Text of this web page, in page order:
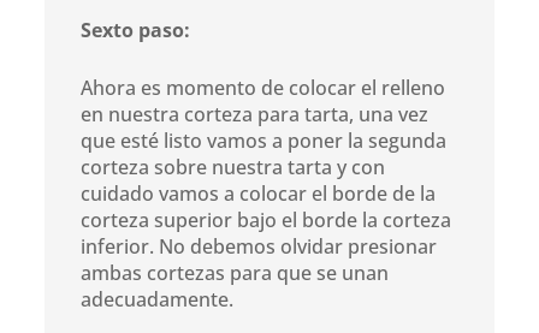
Sexto paso:
Ahora es momento de colocar el relleno
en nuestra corteza para tarta, una vez
que esté listo vamos a poner la segunda
corteza sobre nuestra tarta y con
cuidado vamos a colocar el borde de la
corteza superior bajo el borde la corteza
inferior. No debemos olvidar presionar
ambas cortezas para que se unan
adecuadamente.